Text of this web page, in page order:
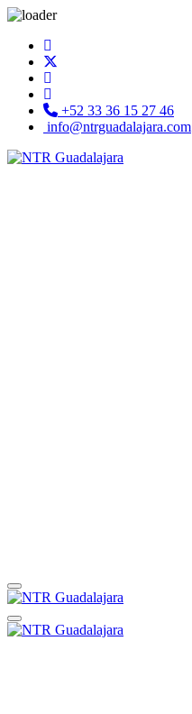
+52 33 36 15 27 46
info@ntrguadalajara.com